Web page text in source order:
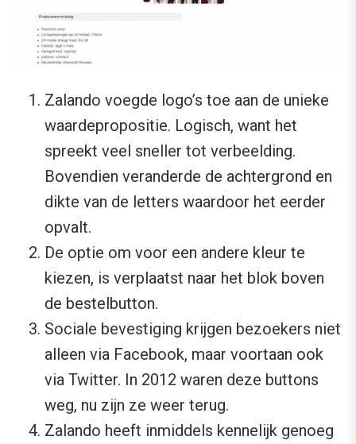
Zalando voegde logo’s toe aan de unieke
waardepropositie. Logisch, want het
spreekt veel sneller tot verbeelding.
Bovendien veranderde de achtergrond en
dikte van de letters waardoor het eerder
opvalt.
De optie om voor een andere kleur te
kiezen, is verplaatst naar het blok boven
de bestelbutton.
Sociale bevestiging krijgen bezoekers niet
alleen via Facebook, maar voortaan ook
via Twitter. In 2012 waren deze buttons
weg, nu zijn ze weer terug.
Zalando heeft inmiddels kennelijk genoeg